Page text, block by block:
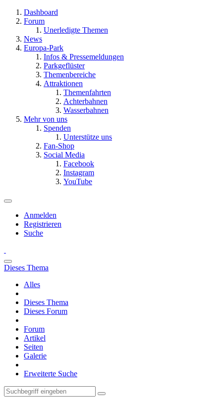
Dashboard
Forum
Unerledigte Themen
News
Europa-Park
Infos & Pressemeldungen
Parkgeflüster
Themenbereiche
Attraktionen
Themenfahrten
Achterbahnen
Wasserbahnen
Mehr von uns
Spenden
Unterstütze uns
Fan-Shop
Social Media
Facebook
Instagram
YouTube
Anmelden
Registrieren
Suche
Dieses Thema
Alles
Dieses Thema
Dieses Forum
Forum
Artikel
Seiten
Galerie
Erweiterte Suche